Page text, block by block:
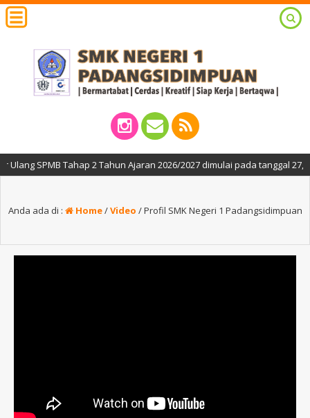
SPMB Tahap 2 Tahun Ajaran 2026/2027 dimulai pada tanggal 27, 29
Anda ada di : Home/Video /Profil SMK Negeri 1 Padangsidimpuan